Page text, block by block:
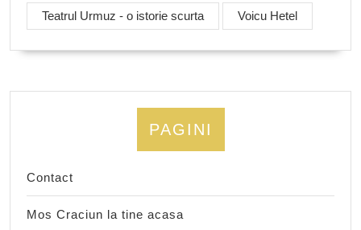
Teatrul Urmuz - o istorie scurta Voicu Hetel
PAGINI
Contact
Mos Craciun la tine acasa